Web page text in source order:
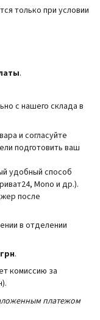
только при условии
.
с нашего склада в
и согласуйте
подготовить ваш
удобный способ
Mono и др.).
после
в отделении
.
комиссию за
платежом